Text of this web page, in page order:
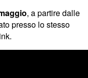
, a partire dalle
presso lo stesso